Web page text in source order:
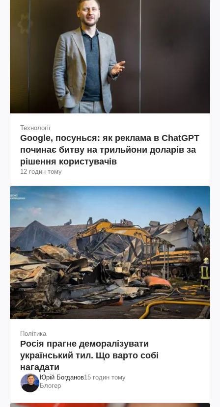
Технології
Google, посунься: як реклама в ChatGPT
починає битву на трильйони доларів за
рішення користувачів
12 годин тому
Політика
Росія прагне деморалізувати
український тил. Що варто собі
нагадати
Юрій Богданов15 годин тому
Блогер